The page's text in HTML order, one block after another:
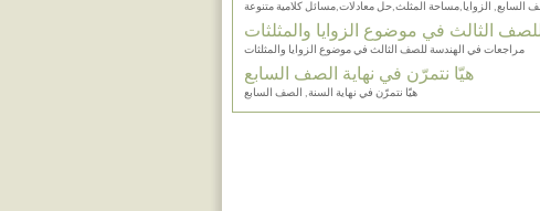
السابع, الزوايا,مساحة المثلث,حل معادلات,مسائل كلامية متنوعة
الثالث في موضوع الزوايا والمثلثات
مراجعات في الهندسة للصف الثالث في موضوع الزوايا والمثلثات
هيّا نتمرّن في نهاية الصف السابع
هيّا نتمرّن في نهاية السنة, الصف السابع